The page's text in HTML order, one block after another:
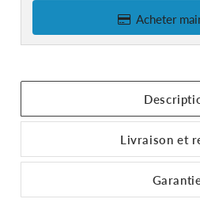
Acheter
Livraison et